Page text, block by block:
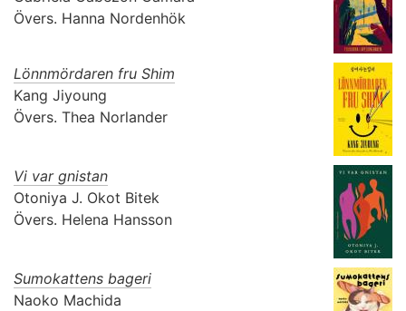
Övers. Hanna Nordenhök
Lönnmördaren fru Shim
Kang Jiyoung
Övers. Thea Norlander
Vi var gnistan
Otoniya J. Okot Bitek
Övers. Helena Hansson
Sumokattens bageri
Naoko Machida